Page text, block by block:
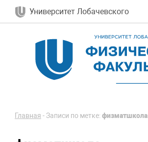
Университет Лобачевского
Главная -Записи по метке: физматшкола